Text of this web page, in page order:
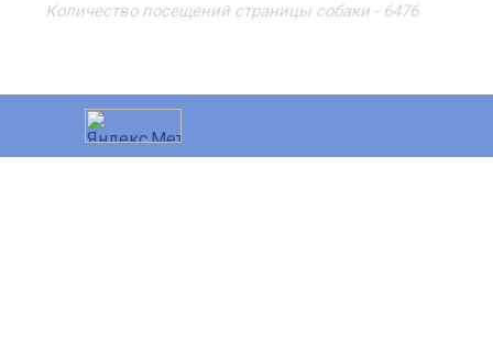
Количество посещений страницы собаки - 6476